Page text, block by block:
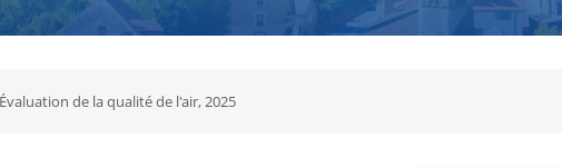
de la qualité de l'air, 2025